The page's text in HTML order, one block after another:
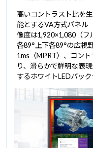
高いコントラスト比を
能とするVA方式パネル
像度は1,920×1,080（フ
各89°上下各89°の広視
1ms（MPRT）、コン
り、滑らかで鮮明な表
するホワイトLEDバック